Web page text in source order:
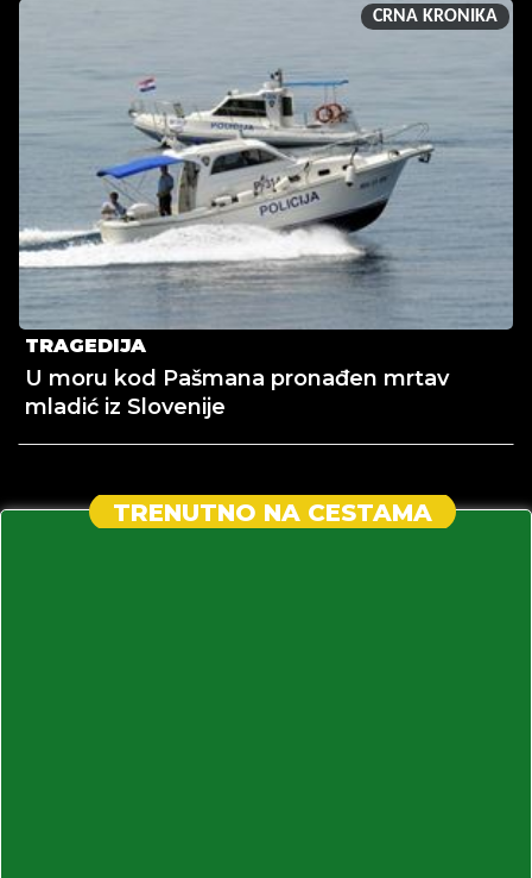
CRNA KRONIKA
TRAGEDIJA
U moru kod Pašmana pronađen mrtav
mladić iz Slovenije
TRENUTNO NA CESTAMA